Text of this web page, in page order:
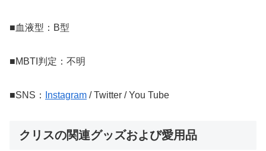
■血液型：B型
■MBTI判定：不明
■SNS： Instagram / Twitter / You Tube
クリスの関連グッズおよび愛用品